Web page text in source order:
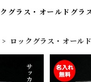
グラス・オールドグラ
ロックグラス・オール